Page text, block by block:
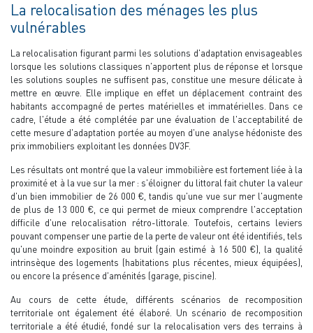
La relocalisation des ménages les plus
vulnérables
La relocalisation figurant parmi les solutions d'adaptation envisageables
lorsque les solutions classiques n'apportent plus de réponse et lorsque
les solutions souples ne suffisent pas, constitue une mesure délicate à
mettre en œuvre. Elle implique en effet un déplacement contraint des
habitants accompagné de pertes matérielles et immatérielles. Dans ce
cadre, l'étude a été complétée par une évaluation de l'acceptabilité de
cette mesure d'adaptation portée au moyen d'une analyse hédoniste des
prix immobiliers exploitant les données DV3F.
Les résultats ont montré que la valeur immobilière est fortement liée à la
proximité et à la vue sur la mer : s'éloigner du littoral fait chuter la valeur
d'un bien immobilier de 26 000 €, tandis qu'une vue sur mer l'augmente
de plus de 13 000 €, ce qui permet de mieux comprendre l'acceptation
difficile d'une relocalisation rétro-littorale. Toutefois, certains leviers
pouvant compenser une partie de la perte de valeur ont été identifiés, tels
qu'une moindre exposition au bruit (gain estimé à 16 500 €), la qualité
intrinsèque des logements (habitations plus récentes, mieux équipées),
ou encore la présence d'aménités (garage, piscine).
Au cours de cette étude, différents scénarios de recomposition
territoriale ont également été élaboré. Un scénario de recomposition
territoriale a été étudié, fondé sur la relocalisation vers des terrains à